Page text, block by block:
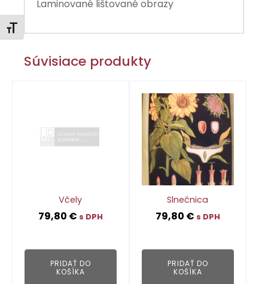
Zmeniť veľkosť písma
Laminované lištované obrazy
Súvisiace produkty
Včely
79,80 € s DPH
PRIDAŤ DO
KOŠÍKA
Slnečnica
79,80 € s DPH
PRIDAŤ DO
KOŠÍKA